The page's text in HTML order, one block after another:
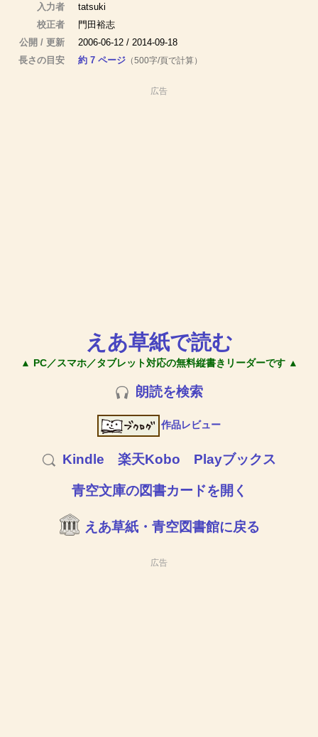
入力者
tatsuki
校正者
門田裕志
公開 / 更新
2006-06-12 / 2014-09-18
長さの目安
約 7 ページ （500字/頁で計算）
広告
えあ草紙で読む
▲ PC／スマホ／タブレット対応の無料縦書きリーダーです ▲
朗読を検索
作品レビュー
Kindle 楽天Kobo Playブックス
青空文庫の図書カードを開く
えあ草紙・青空図書館に戻る
広告